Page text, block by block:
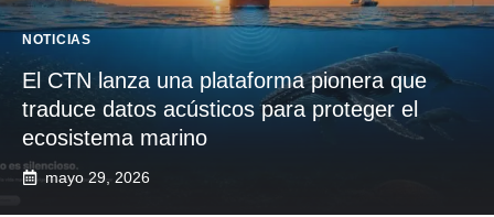
NOTICIAS
El CTN lanza una plataforma pionera que
traduce datos acústicos para proteger el
ecosistema marino
mayo 29, 2026